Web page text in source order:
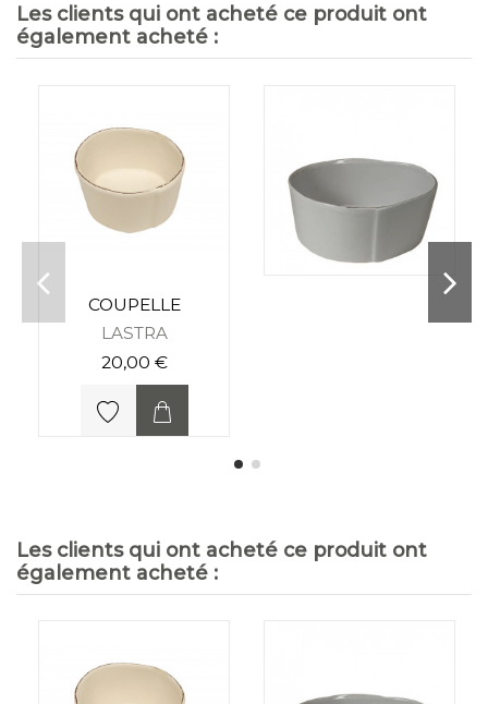
Les clients qui ont acheté ce produit ont
également acheté :
COUPELLE
LASTRA
20,00 €
Les clients qui ont acheté ce produit ont
également acheté :